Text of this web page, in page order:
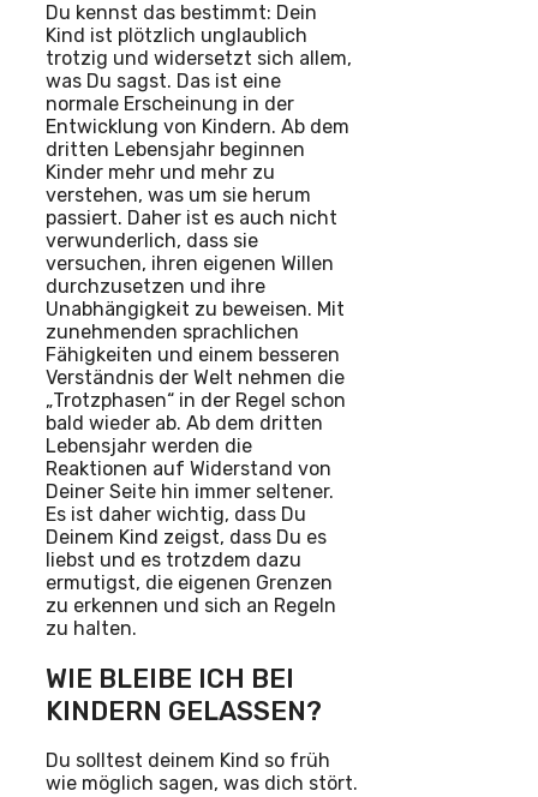
Du kennst das bestimmt: Dein
Kind ist plötzlich unglaublich
trotzig und widersetzt sich allem,
was Du sagst. Das ist eine
normale Erscheinung in der
Entwicklung von Kindern. Ab dem
dritten Lebensjahr beginnen
Kinder mehr und mehr zu
verstehen, was um sie herum
passiert. Daher ist es auch nicht
verwunderlich, dass sie
versuchen, ihren eigenen Willen
durchzusetzen und ihre
Unabhängigkeit zu beweisen. Mit
zunehmenden sprachlichen
Fähigkeiten und einem besseren
Verständnis der Welt nehmen die
„Trotzphasen“ in der Regel schon
bald wieder ab. Ab dem dritten
Lebensjahr werden die
Reaktionen auf Widerstand von
Deiner Seite hin immer seltener.
Es ist daher wichtig, dass Du
Deinem Kind zeigst, dass Du es
liebst und es trotzdem dazu
ermutigst, die eigenen Grenzen
zu erkennen und sich an Regeln
zu halten.
WIE BLEIBE ICH BEI
KINDERN GELASSEN?
Du solltest deinem Kind so früh
wie möglich sagen, was dich stört.